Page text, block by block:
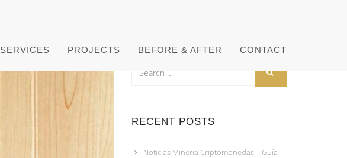
SERVICES PROJECTS BEFORE & AFTER CONTACT
RECENT POSTS
Noticias Mineria Criptomonedas | Guía